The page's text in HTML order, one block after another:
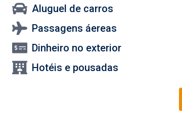
Aluguel de carros
Passagens áereas
Dinheiro no exterior
Hotéis e pousadas